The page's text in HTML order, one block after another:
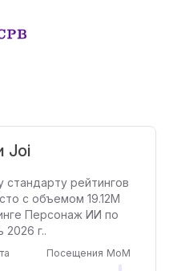
Joi
стандарту рейтингов
с объемом 19.12M
Персонаж ИИ по
г..
Посещения MoM